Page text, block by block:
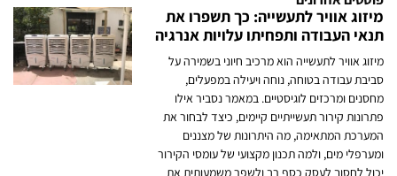
מיזוג אוויר לתעשייה: כך תשפרו את
תנאי העבודה ותפחיתו עלויות אנרגיה
מיזוג אוויר לתעשייה הוא מרכיב חיוני בשמירה על
סביבת עבודה בטוחה, נוחה ויעילה במפעלים,
מחסנים ומרכזים לוגיסטיים. במאמר נסביר אילו
פתרונות קירור תעשייתיים קיימים, כיצד לבחור את
המערכת המתאימה, מה היתרונות של מצננים
ומערפלי מים, ולמה תכנון מקצועי של עומסי הקירור
יכול לחסוך לעסק כסף רב ולשפר משמעותית את